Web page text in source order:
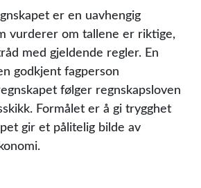
er en uavhengig
vurderer om tallene er riktige,
med gjeldende regler. En
godkjent fagperson
følger regnskapsloven
Formålet er å gi trygghet
gir et pålitelig bilde av